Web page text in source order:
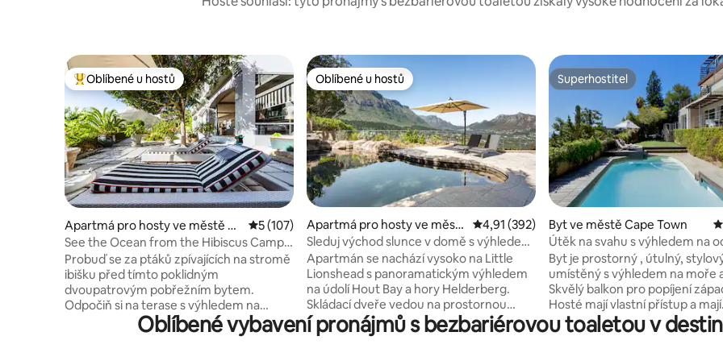
Nejlepší v kategorii Oblíbené u hostů
Oblíbené u hostů
Apartmá pro hosty ve městě C
ape Town
Průměrné hodnocení 5 z 5, 107 hodnocení
5 (107)
See the Ocean from the Hibiscus Camps
Bay Garden Apartment
Probuď se za ptáků zpívajících na stromě
ibišku před tímto poklidným
dvoupatrovým pobřežním bytem.
Odpočiň si na terase s výhledem na
upravené zahrady, oceán a okolní hory.
Nezapomeň si po dlouhém dni užít
Oblíbené u hostů
Oblíbené u hostů
Apartmá pro hosty ve měst
ě Cape Town
Průměrné hodnocení 4,91 z 5, 392 hodnocení
4,91 (392)
Sleduj východ slunce v domě s výhledem
na hory
Apartmán se nachází vysoko na Little
Lionshead s panoramatickým výhledem
na údolí Hout Bay a hory Helderberg.
Skládací dveře vedou na prostornou
terasu u bazénu s lehátky a plynovým
grilem, vše pro exkluzivní použití hostů
Superhostitel
Superhostitel
Byt ve městě Cape Town
Útěk na svahu s výhledem na
a venkovním bazénem
Byt je prostorný , útulný, stylový a dobře
umístěný s výhledem na moře
Skvělý balkon pro popíjení
Hosté mají vlastní přístup a mají
exkluzivní využití zahrady a
Hosty přivítám já nebo jeden ze
Oblíbené vybavení pronájmů s bezbariérovou toaletou v